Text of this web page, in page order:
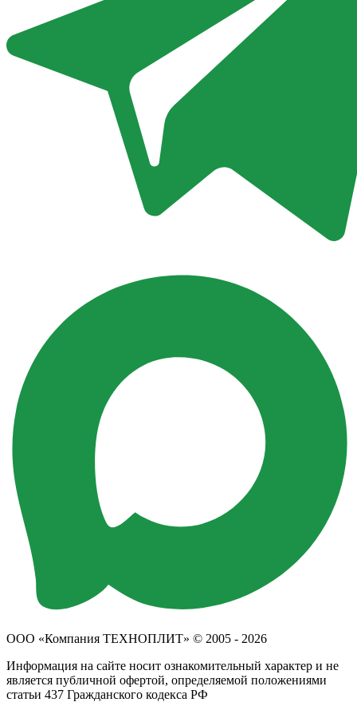
ООО «Компания ТЕХНОПЛИТ» © 2005 - 2026
Информация на сайте носит ознакомительный характер и не
является публичной офертой, определяемой положениями
статьи 437 Гражданского кодекса РФ